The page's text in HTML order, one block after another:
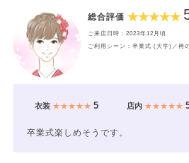
総合評価
ご来店日時：2023年12月頃
ご利用シーン：卒業式 (大学)／袴
衣装★★★★★ 5 店内★★★★★
卒業式楽しめそうです。